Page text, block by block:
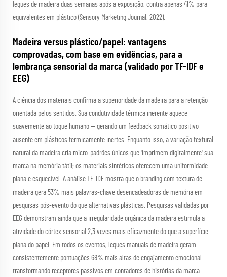
leques de madeira duas semanas após a exposição, contra apenas 41% para
equivalentes em plástico (Sensory Marketing Journal, 2022).
Madeira versus plástico/papel: vantagens
comprovadas, com base em evidências, para a
lembrança sensorial da marca (validado por TF-IDF e
EEG)
A ciência dos materiais confirma a superioridade da madeira para a retenção
orientada pelos sentidos. Sua condutividade térmica inerente aquece
suavemente ao toque humano — gerando um feedback somático positivo
ausente em plásticos termicamente inertes. Enquanto isso, a variação textural
natural da madeira cria micro-padrões únicos que 'imprimem digitalmente' sua
marca na memória tátil; os materiais sintéticos oferecem uma uniformidade
plana e esquecível. A análise TF-IDF mostra que o branding com textura de
madeira gera 53% mais palavras-chave desencadeadoras de memória em
pesquisas pós-evento do que alternativas plásticas. Pesquisas validadas por
EEG demonstram ainda que a irregularidade orgânica da madeira estimula a
atividade do córtex sensorial 2,3 vezes mais eficazmente do que a superfície
plana do papel. Em todos os eventos, leques manuais de madeira geram
consistentemente pontuações 68% mais altas de engajamento emocional —
transformando receptores passivos em contadores de histórias da marca.